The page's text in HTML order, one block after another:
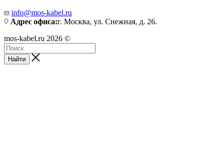
info@mos-kabel.ru
Адрес офиса:г. Москва, ул. Снежная, д. 26.
mos-kabel.ru 2026 ©
Найти